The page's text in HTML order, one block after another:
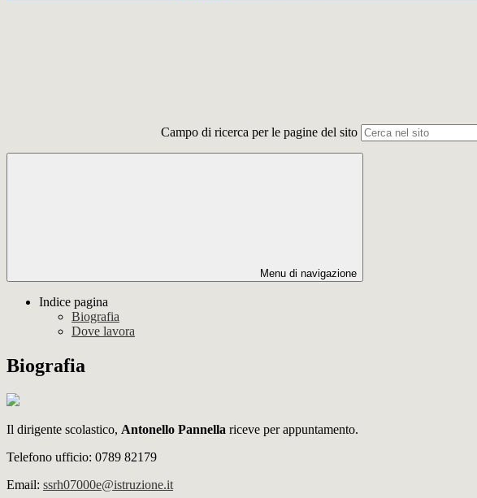
Campo di ricerca per le pagine del sito
Menu di navigazione
Indice pagina
Biografia
Dove lavora
Biografia
Il dirigente scolastico, Antonello Pannella riceve per appuntamento.
Telefono ufficio: 0789 82179
Email: ssrh07000e@istruzione.it